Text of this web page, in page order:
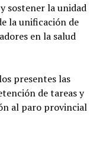
sostener la unidad
la unificación de
en la salud
presentes las
de tareas y
al paro provincial